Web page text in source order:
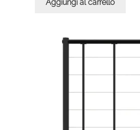
Aggiungi al carrello